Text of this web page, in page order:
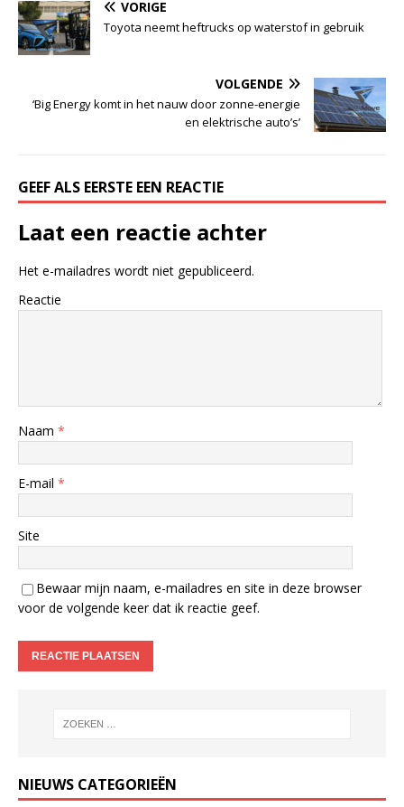
VORIGE
Toyota neemt heftrucks op waterstof in gebruik
VOLGENDE
‘Big Energy komt in het nauw door zonne-energie
en elektrische auto’s’
GEEF ALS EERSTE EEN REACTIE
Laat een reactie achter
Het e-mailadres wordt niet gepubliceerd.
Reactie
Naam *
E-mail *
Site
Bewaar mijn naam, e-mailadres en site in deze browser
voor de volgende keer dat ik reactie geef.
NIEUWS CATEGORIEËN